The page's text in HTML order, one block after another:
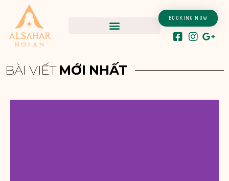
dung
BOOKING NOW
BÀI VIẾT MỚI NHẤT